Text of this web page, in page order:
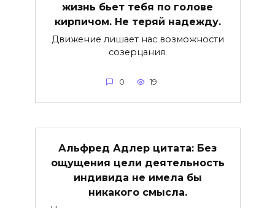
жизнь бьет тебя по голове
кирпичом. Не теряй надежду.
Движение лишает нас возможности
созерцания.
0 19
Альфред Адлер цитата: Без
ощущения цели деятельность
индивида не имела бы
никакого смысла.